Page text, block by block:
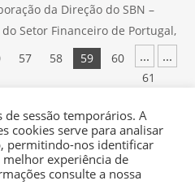
da Direção do SBN –
Setor Financeiro de Portugal,
10 de dezembro, domingo, às
... ...
57 58 59
60
61
de sessão temporários. A
cookies serve para analisar
permitindo-nos identificar
experiência de
consulte a nossa